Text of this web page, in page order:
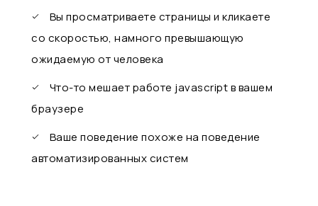
Вы просматриваете страницы и кликаете
со скоростью, намного превышающую
ожидаемую от человека
Что-то мешает работе javascript в вашем
браузере
Ваше поведение похоже на поведение
автоматизированных систем